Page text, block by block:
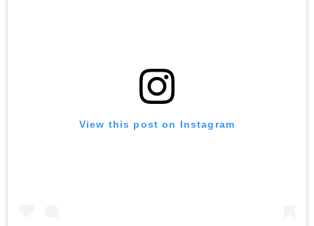
View this post on Instagram